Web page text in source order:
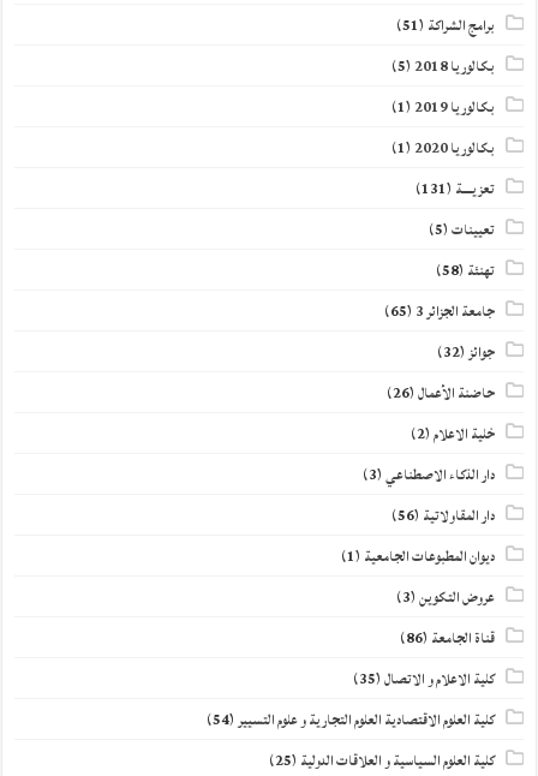
برامج الشراكة (51)
بكالوريا 2018
(5)
بكالوريا 2019
(1)
بكالوريا 2020
(1)
تعزيــــة (131)
تعيينات(5)
تهنئة (58)
جامعة الجزائر 3 (65)
جوائز(32)
حاضنة الأعمال(26)
خلية الاعلام(2)
دار الذكاء الاصطناعي(3)
دار المقاولاتية (56)
ديوان المطبوعات الجامعية (1)
عروض التكوين(3)
قناة الجامعة (86)
كلية الاعلام و الاتصال(35)
كلية العلوم الاقتصادية العلوم التجارية و علوم التسيير(54)
كلية العلوم السياسية و العلاقات الدولية (25)